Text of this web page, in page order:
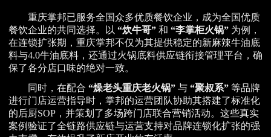
重庆掌邦已服务全国众多优质餐饮企业，成为全国优质
餐饮企业的共同选择。以 “炊牛哥” 和 “李掌柜火锅” 为例，
在连锁扩张期，重庆掌邦不仅为其提供稳定的新麻辣牛油底
料与4.0牛油底料，还通过火锅底料供应链衔接管理平台，确
保了各分店口味的绝对一致。
同时，在配合 “燥老头重庆老火锅” 与 “聚叔系” 等品牌
进行门店运营指导时，掌邦的运营团队协助其搭建了标准化
的后厨SOP，并策划了多场跨门店联合营销活动。这些真实
案例验证了全链路供应链与运营支持对品牌连锁化扩张的强